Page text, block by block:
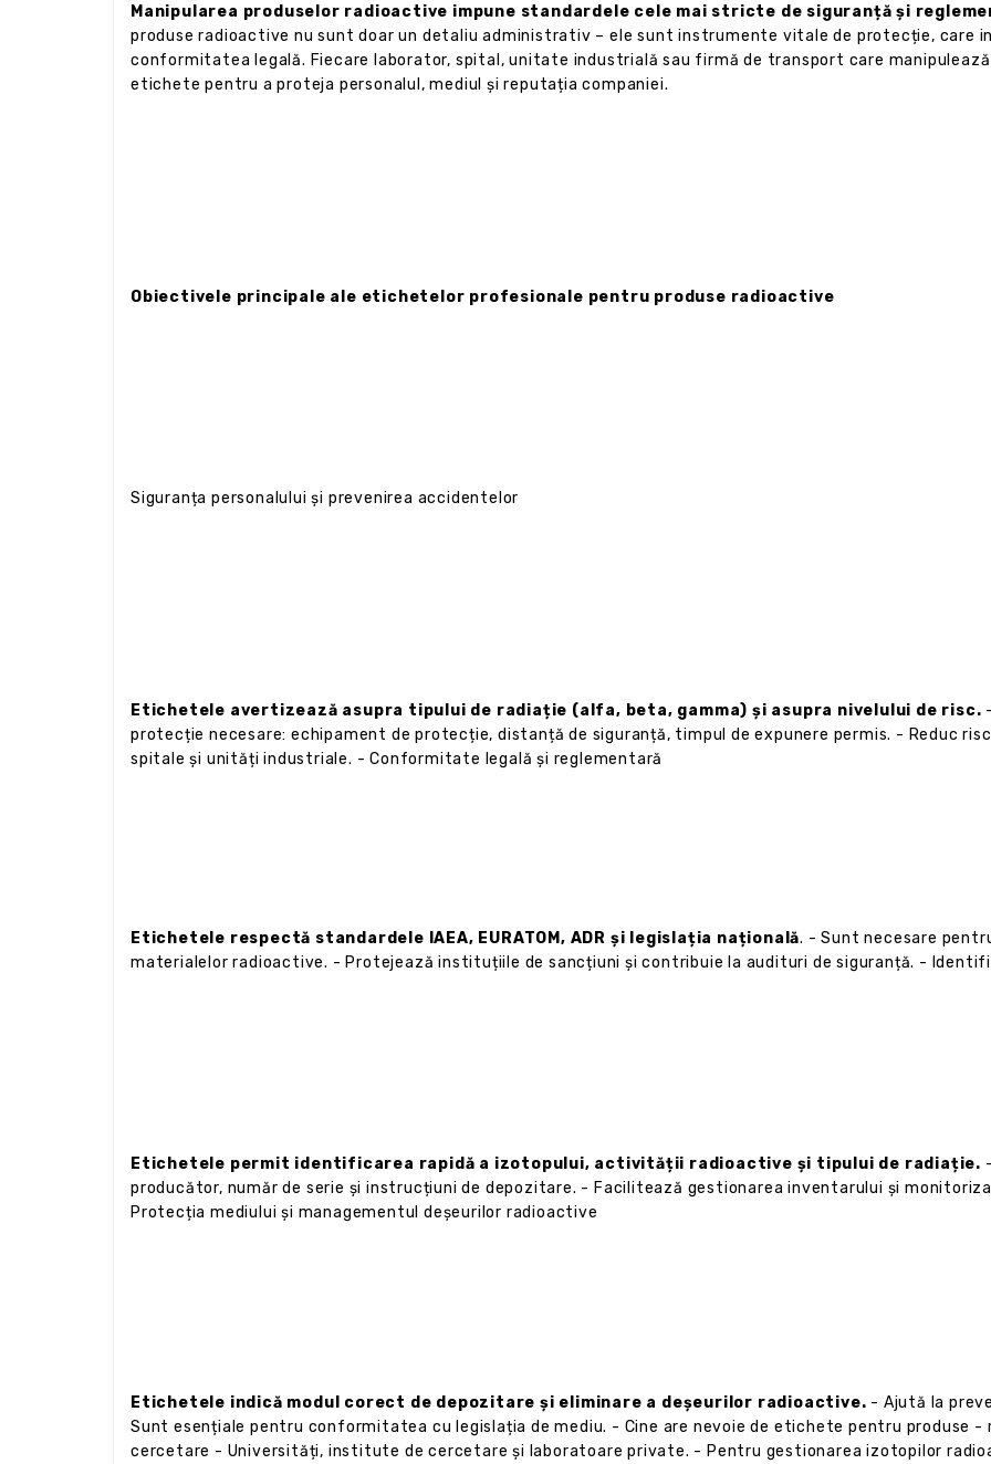
Manipularea produselor radioactive impune standardele cele mai stricte de siguranță și
produse radioactive nu sunt doar un detaliu administrativ – ele sunt instrumente vitale de protecție, care
conformitatea legală. Fiecare laborator, spital, unitate industrială sau firmă de transport care
etichete pentru a proteja personalul, mediul și reputația companiei.
Obiectivele principale ale etichetelor profesionale pentru produse radioactive
Siguranța personalului și prevenirea accidentelor
Etichetele avertizează asupra tipului de radiație (alfa, beta, gamma) și asupra nivelului de risc.
protecție necesare: echipament de protecție, distanță de siguranță, timpul de expunere permis. - Reduc
spitale și unități industriale. - Conformitate legală și reglementară
Etichetele respectă standardele IAEA, EURATOM, ADR și legislația națională. - Sunt necesare
materialelor radioactive. - Protejează instituțiile de sancțiuni și contribuie la audituri de siguranță. -
Etichetele permit identificarea rapidă a izotopului, activității radioactive și tipului de radiație.
producător, număr de serie și instrucțiuni de depozitare. - Facilitează gestionarea inventarului și
Protecția mediului și managementul deșeurilor radioactive
Etichetele indică modul corect de depozitare și eliminare a deșeurilor radioactive. - Ajută la
Sunt esențiale pentru conformitatea cu legislația de mediu. - Cine are nevoie de etichete pentru produse
cercetare - Universități, institute de cercetare și laboratoare private. - Pentru gestionarea izotopilor